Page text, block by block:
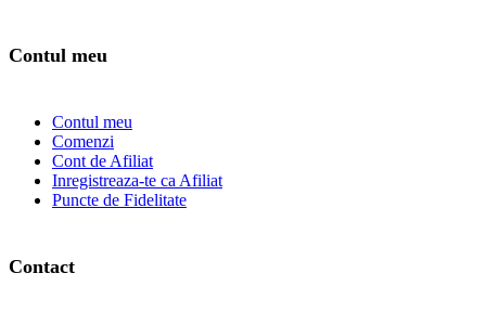
Contul meu
Contul meu
Comenzi
Cont de Afiliat
Inregistreaza-te ca Afiliat
Puncte de Fidelitate
Contact